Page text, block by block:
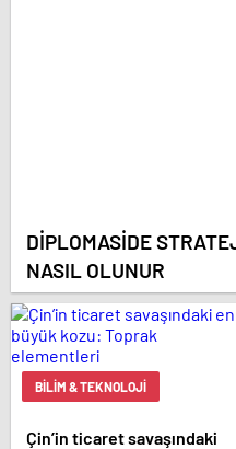
DİPLOMASİDE
NASIL OLUNUR
BILIM & TEKNOLOJI
Çin’in ticaret savaşındaki